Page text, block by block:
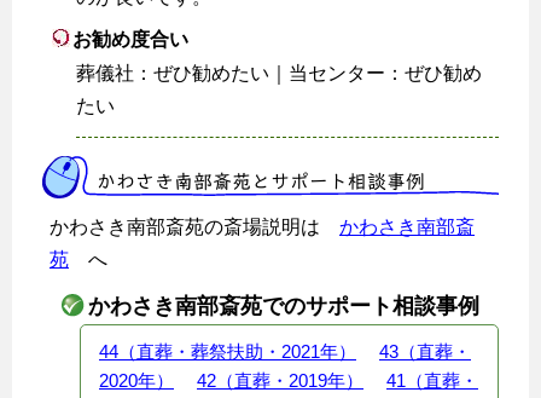
お勧め度合い
葬儀社：ぜひ勧めたい｜当センター：ぜひ勧め
たい
かわさき南部斎苑とサポート相談事例
かわさき南部斎苑の斎場説明は かわさき南部斎
苑 へ
かわさき南部斎苑でのサポート相談事例
44（直葬・葬祭扶助・2021年）
43（直葬・
2020年）
42（直葬・2019年）
41（直葬・